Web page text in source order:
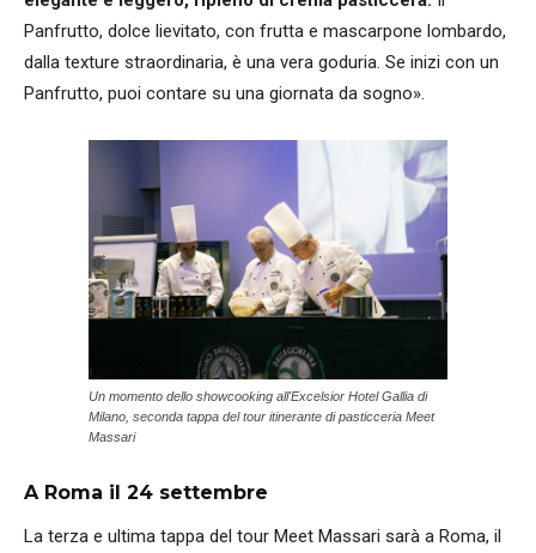
Panfrutto, dolce lievitato, con frutta e mascarpone lombardo,
dalla texture straordinaria, è una vera goduria. Se inizi con un
Panfrutto, puoi contare su una giornata da sogno».
Un momento dello showcooking all'Excelsior Hotel Gallia di
Milano, seconda tappa del tour itinerante di pasticceria Meet
Massari
A Roma il 24 settembre
La terza e ultima tappa del tour Meet Massari sarà a Roma, il